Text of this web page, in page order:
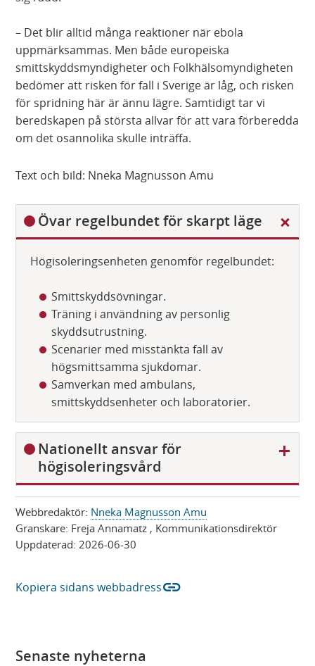
– Det blir alltid många reaktioner när ebola
uppmärksammas. Men både europeiska
smittskyddsmyndigheter och Folkhälsomyndigheten
bedömer att risken för fall i Sverige är låg, och risken
för spridning här är ännu lägre. Samtidigt tar vi
beredskapen på största allvar för att vara förberedda
om det osannolika skulle inträffa.
Text och bild: Nneka Magnusson Amu
D
ö
l
Övar regelbundet för skarpt läge
Högisoleringsenheten genomför regelbundet:
Smittskyddsövningar.
Träning i användning av personlig
skyddsutrustning.
Scenarier med misstänkta fall av
högsmittsamma sjukdomar.
Samverkan med ambulans,
smittskyddsenheter och laboratorier.
V
i
s
a
Nationellt ansvar för
högisoleringsvård
Webbredaktör: Nneka Magnusson Amu
Granskare: Freja Annamatz , Kommunikationsdirektör
Uppdaterad: 2026-06-30
Kopiera sidans webbadresslink
Senaste nyheterna